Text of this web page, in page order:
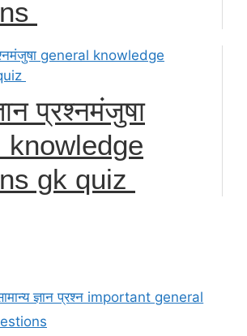
प्रश्नमंजुषा
knowledge
gk quiz
ज्ञान प्रश्न important general